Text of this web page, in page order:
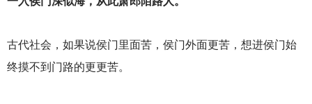
古代社会，如果说侯门里面苦，侯门外面更苦，想进侯门始
终摸不到门路的更更苦。